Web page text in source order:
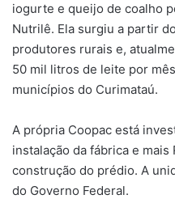
iogurte e queijo de coalho
Nutrilê. Ela surgiu a partir
produtores rurais e,
50 mil litros de leite por
municípios do Curimataú.
A própria Coopac está
instalação da fábrica e
construção do prédio. A
do Governo Federal.